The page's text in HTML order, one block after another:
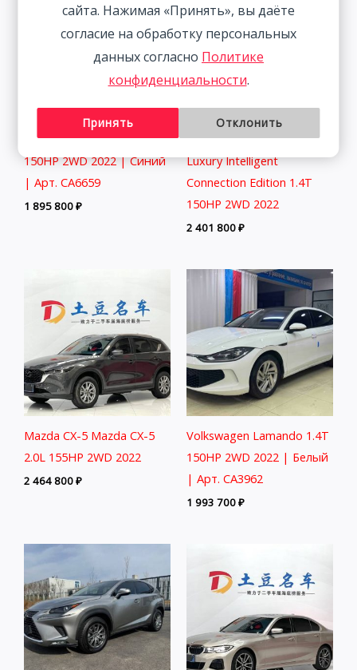
Volkswagen Lamando 1.4T
150HP 2WD 2022 | Синий
| Арт. CA6659
1 895 800₽
Volkswagen Tanyue 280TSI
Luxury Intelligent
Connection Edition 1.4T
150HP 2WD 2022
2 401 800₽
Mazda CX-5 Mazda CX-5
2.0L 155HP 2WD 2022
2 464 800₽
Volkswagen Lamando 1.4T
150HP 2WD 2022 | Белый
| Арт. CA3962
1 993 700₽
сайта. Нажимая «Принять», вы даёте
согласие на обработку персональных
данных согласно Политике
конфиденциальности.
Принять Отклонить